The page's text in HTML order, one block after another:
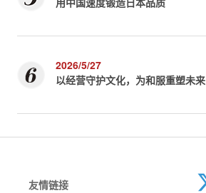
2026/5/27
以经营守护文化，为和服重塑未来
友情链接